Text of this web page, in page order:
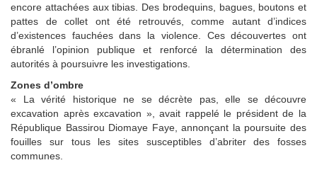
encore attachées aux tibias. Des brodequins, bagues, boutons et
pattes de collet ont été retrouvés, comme autant d’indices
d’existences fauchées dans la violence. Ces découvertes ont
ébranlé l’opinion publique et renforcé la détermination des
autorités à poursuivre les investigations.
Zones d’ombre
« La vérité historique ne se décrète pas, elle se découvre
excavation après excavation », avait rappelé le président de la
République Bassirou Diomaye Faye, annonçant la poursuite des
fouilles sur tous les sites susceptibles d’abriter des fosses
communes.